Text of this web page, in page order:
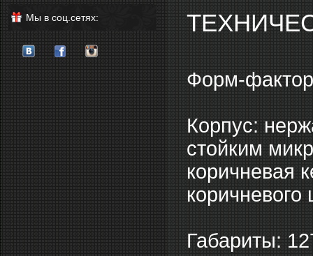
Мы в соц.сетях:
Форм-
Корпус:
стойким
коричневая
коричневого
Габариты: